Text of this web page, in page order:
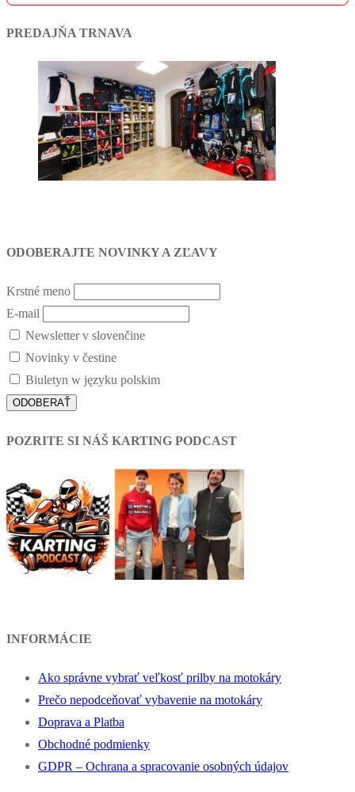
PREDAJŇA TRNAVA
ODOBERAJTE NOVINKY A ZĽAVY
Krstné meno
E-mail
Newsletter v slovenčine
Novinky v čestine
Biuletyn w języku polskim
POZRITE SI NÁŠ KARTING PODCAST
INFORMÁCIE
Ako správne vybrať veľkosť prilby na motokáry
Prečo nepodceňovať vybavenie na motokáry
Doprava a Platba
Obchodné podmienky
GDPR – Ochrana a spracovanie osobných údajov